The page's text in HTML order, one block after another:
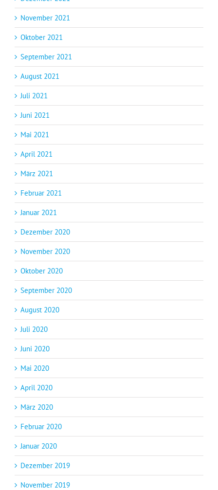
November 2021
Oktober 2021
September 2021
August 2021
Juli 2021
Juni 2021
Mai 2021
April 2021
März 2021
Februar 2021
Januar 2021
Dezember 2020
November 2020
Oktober 2020
September 2020
August 2020
Juli 2020
Juni 2020
Mai 2020
April 2020
März 2020
Februar 2020
Januar 2020
Dezember 2019
November 2019